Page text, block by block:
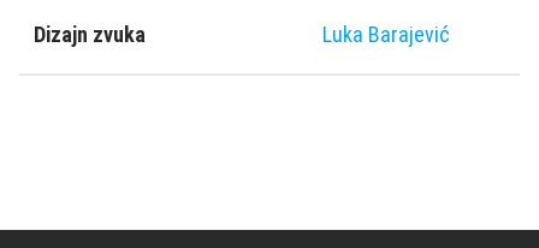
Dizajn zvuka Luka Barajević